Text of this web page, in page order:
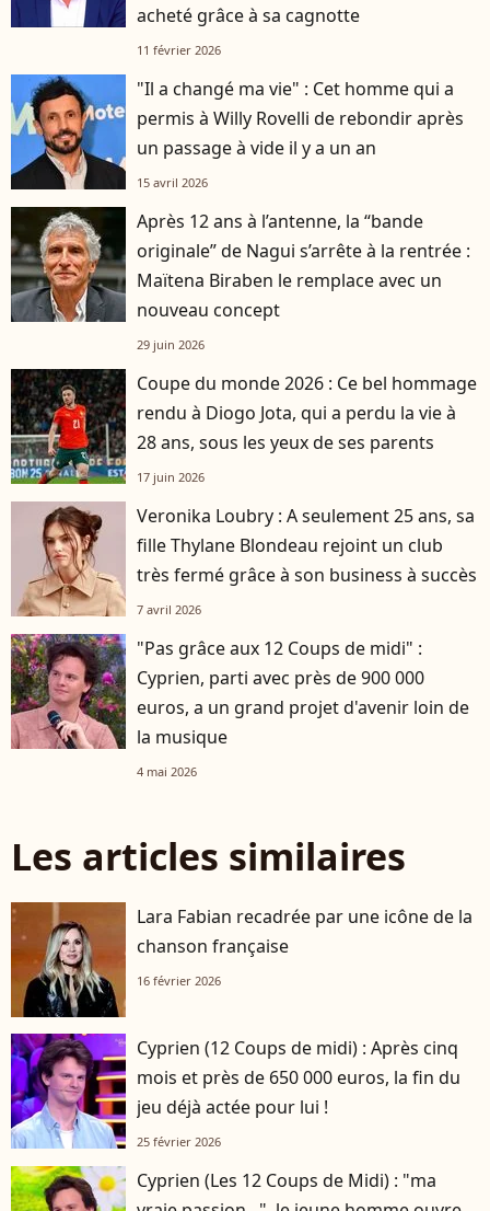
acheté grâce à sa cagnotte
11 février 2026
"Il a changé ma vie" : Cet homme qui a
permis à Willy Rovelli de rebondir après
un passage à vide il y a un an
15 avril 2026
Après 12 ans à l’antenne, la “bande
originale” de Nagui s’arrête à la rentrée :
Maïtena Biraben le remplace avec un
nouveau concept
29 juin 2026
Coupe du monde 2026 : Ce bel hommage
rendu à Diogo Jota, qui a perdu la vie à
28 ans, sous les yeux de ses parents
17 juin 2026
Veronika Loubry : A seulement 25 ans, sa
fille Thylane Blondeau rejoint un club
très fermé grâce à son business à succès
7 avril 2026
"Pas grâce aux 12 Coups de midi" :
Cyprien, parti avec près de 900 000
euros, a un grand projet d'avenir loin de
la musique
4 mai 2026
Les articles similaires
Lara Fabian recadrée par une icône de la
chanson française
16 février 2026
Cyprien (12 Coups de midi) : Après cinq
mois et près de 650 000 euros, la fin du
jeu déjà actée pour lui !
25 février 2026
Cyprien (Les 12 Coups de Midi) : "ma